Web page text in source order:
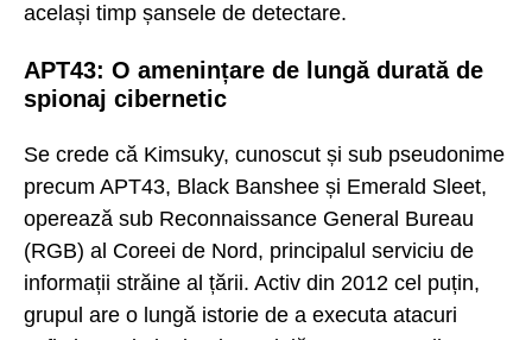
același timp șansele de detectare.
APT43: O amenințare de lungă durată de
spionaj cibernetic
Se crede că Kimsuky, cunoscut și sub pseudonime
precum APT43, Black Banshee și Emerald Sleet,
operează sub Reconnaissance General Bureau
(RGB) al Coreei de Nord, principalul serviciu de
informații străine al țării. Activ din 2012 cel puțin,
grupul are o lungă istorie de a executa atacuri